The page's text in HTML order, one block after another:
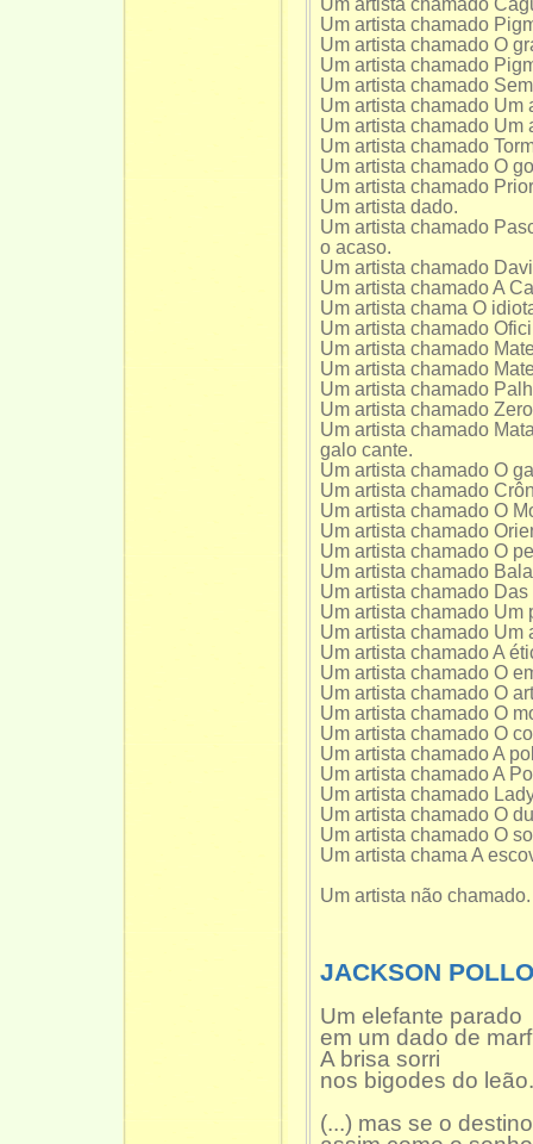
Um artista chamado
Um artista chamado O
Um artista chamado
Um artista chamado
Um artista chamado Um
Um artista chamado Um
Um artista chamado
Um artista chamado O
Um artista chamado
Um artista dado.
Um artista chamado
o acaso.
Um artista chamado
Um artista chamado A
Um artista chama O
Um artista chamado
Um artista chamado
Um artista chamado
Um artista chamado
Um artista chamado
Um artista chamado
galo cante.
Um artista chamado O
Um artista chamado
Um artista chamado O
Um artista chamado
Um artista chamado O
Um artista chamado
Um artista chamado
Um artista chamado Um
Um artista chamado Um
Um artista chamado A
Um artista chamado O
Um artista chamado O
Um artista chamado O
Um artista chamado O
Um artista chamado A
Um artista chamado A
Um artista chamado
Um artista chamado O
Um artista chamado O
Um artista chama A
Um artista não chamado.
JACKSON
Um elefante parado
em um dado de
A brisa sorri
nos bigodes do leão.
(...) mas se o